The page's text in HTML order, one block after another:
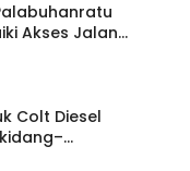
Akses Jalan
Colt Diesel